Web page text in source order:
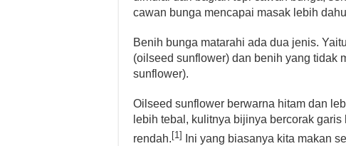
cawan bunga mencapai masak lebih
Benih bunga matarahi ada dua jenis.
(oilseed sunflower) dan benih yang tidak
sunflower).
Oilseed sunflower berwarna hitam dan
lebih tebal, kulitnya bijinya bercorak
rendah. [1] Ini yang biasanya kita makan